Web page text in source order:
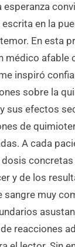
esperanza
en la
En esta
médico afable
inspiró
sobre la
sus efectos
de
A cada
concretas
y de los
sangre muy
reacciones